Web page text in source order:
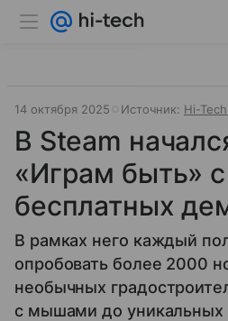
14 октября 2025 Источник: Hi-
В Steam
«Играм быть»
бесплатных
В рамках него каждый
опробовать более 2000
необычных
с мышами до уникальных